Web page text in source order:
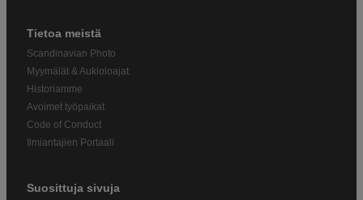
Tietoa meistä
Scandinavian Photo
Myymälät & Aukioloajat
Historiamme
Avoimet työpaikat
Code of Conduct
Ilmiantajien Portaali
Suosittuja sivuja